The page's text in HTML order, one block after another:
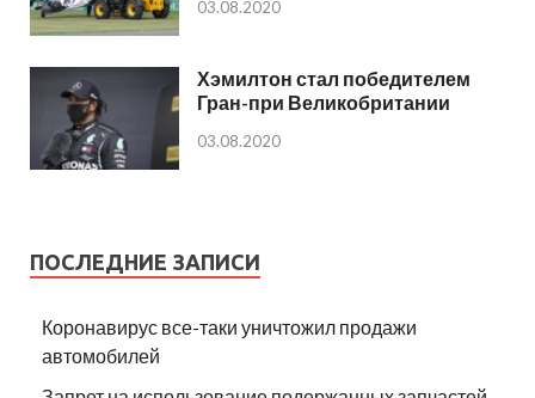
03.08.2020
Хэмилтон стал победителем
Гран-при Великобритании
03.08.2020
ПОСЛЕДНИЕ ЗАПИСИ
Коронавирус все-таки уничтожил продажи
автомобилей